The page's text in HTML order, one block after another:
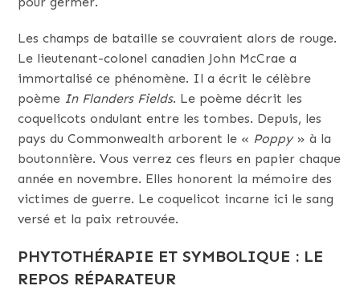
Les champs de bataille se couvraient alors de rouge.
Le lieutenant-colonel canadien John McCrae a
immortalisé ce phénomène. Il a écrit le célèbre
poème In Flanders Fields. Le poème décrit les
coquelicots ondulant entre les tombes. Depuis, les
pays du Commonwealth arborent le « Poppy» à la
boutonnière. Vous verrez ces fleurs en papier chaque
année en novembre. Elles honorent la mémoire des
victimes de guerre. Le coquelicot incarne ici le sang
versé et la paix retrouvée.
PHYTOTHÉRAPIE ET SYMBOLIQUE : LE
REPOS RÉPARATEUR